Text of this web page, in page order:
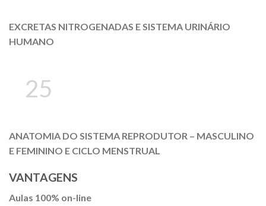
EXCRETAS NITROGENADAS E SISTEMA URINÁRIO
HUMANO
25
ANATOMIA DO SISTEMA REPRODUTOR – MASCULINO
E FEMININO E CICLO MENSTRUAL
VANTAGENS
Aulas 100% on-line